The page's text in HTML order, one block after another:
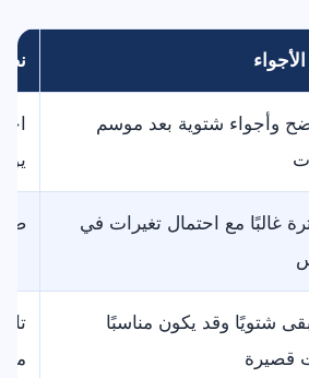
وأجواء شتوية بعد موسم
غالبًا مع احتمال تغيرات في
ضع
شتويًا وقد يكون مناسبًا
قصيرة